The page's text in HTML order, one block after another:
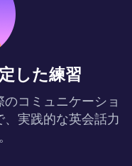
した練習
コミュニケーショ
実践的な英会話力